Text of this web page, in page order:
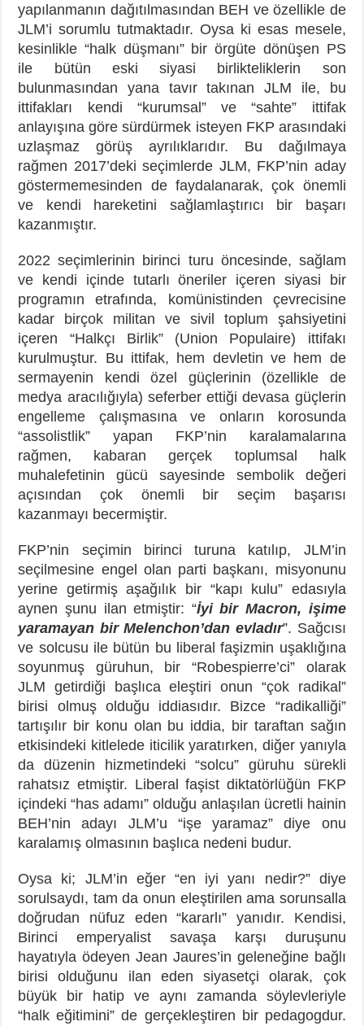
yapılanmanın dağıtılmasından BEH ve özellikle de
JLM’i sorumlu tutmaktadır. Oysa ki esas mesele,
kesinlikle “halk düşmanı” bir örgüte dönüşen PS
ile bütün eski siyasi birlikteliklerin son
bulunmasından yana tavır takınan JLM ile, bu
ittifakları kendi “kurumsal” ve “sahte” ittifak
anlayışına göre sürdürmek isteyen FKP arasındaki
uzlaşmaz görüş ayrılıklarıdır. Bu dağılmaya
rağmen 2017’deki seçimlerde JLM, FKP’nin aday
göstermemesinden de faydalanarak, çok önemli
ve kendi hareketini sağlamlaştırıcı bir başarı
kazanmıştır.
2022 seçimlerinin birinci turu öncesinde, sağlam
ve kendi içinde tutarlı öneriler içeren siyasi bir
programın etrafında, komünistinden çevrecisine
kadar birçok militan ve sivil toplum şahsiyetini
içeren “Halkçı Birlik” (Union Populaire) ittifakı
kurulmuştur. Bu ittifak, hem devletin ve hem de
sermayenin kendi özel güçlerinin (özellikle de
medya aracılığıyla) seferber ettiği devasa güçlerin
engelleme çalışmasına ve onların korosunda
“assolistlik” yapan FKP’nin karalamalarına
rağmen, kabaran gerçek toplumsal halk
muhalefetinin gücü sayesinde sembolik değeri
açısından çok önemli bir seçim başarısı
kazanmayı becermiştir.
FKP’nin seçimin birinci turuna katılıp, JLM’in
seçilmesine engel olan parti başkanı, misyonunu
yerine getirmiş aşağılık bir “kapı kulu” edasıyla
aynen şunu ilan etmiştir: “İyi bir Macron, işime
yaramayan bir Melenchon’dan evladır”. Sağcısı
ve solcusu ile bütün bu liberal faşizmin uşaklığına
soyunmuş güruhun, bir “Robespierre’ci” olarak
JLM getirdiği başlıca eleştiri onun “çok radikal”
birisi olmuş olduğu iddiasıdır. Bizce “radikalliği”
tartışılır bir konu olan bu iddia, bir taraftan sağın
etkisindeki kitlelede iticilik yaratırken, diğer yanıyla
da düzenin hizmetindeki “solcu” güruhu sürekli
rahatsız etmiştir. Liberal faşist diktatörlüğün FKP
içindeki “has adamı” olduğu anlaşılan ücretli hainin
BEH’nin adayı JLM’u “işe yaramaz” diye onu
karalamış olmasının başlıca nedeni budur.
Oysa ki; JLM’in eğer “en iyi yanı nedir?” diye
sorulsaydı, tam da onun eleştirilen ama sorunsalla
doğrudan nüfuz eden “kararlı” yanıdır. Kendisi,
Birinci emperyalist savaşa karşı duruşunu
hayatıyla ödeyen Jean Jaures’in geleneğine bağlı
birisi olduğunu ilan eden siyasetçi olarak, çok
büyük bir hatip ve aynı zamanda söylevleriyle
“halk eğitimini” de gerçekleştiren bir pedagogdur.